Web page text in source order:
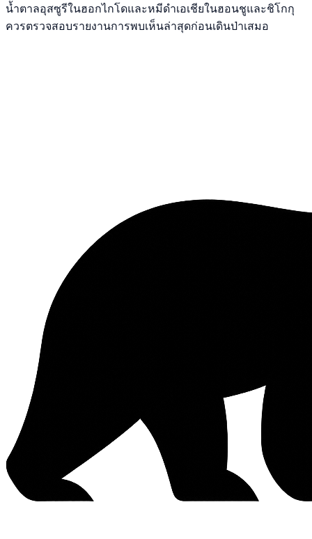
น้ำตาลอุสซูรีในฮอกไกโดและหมีดำเอเชียในฮอนชูและชิโกกุ
ควรตรวจสอบรายงานการพบเห็นล่าสุดก่อนเดินป่าเสมอ